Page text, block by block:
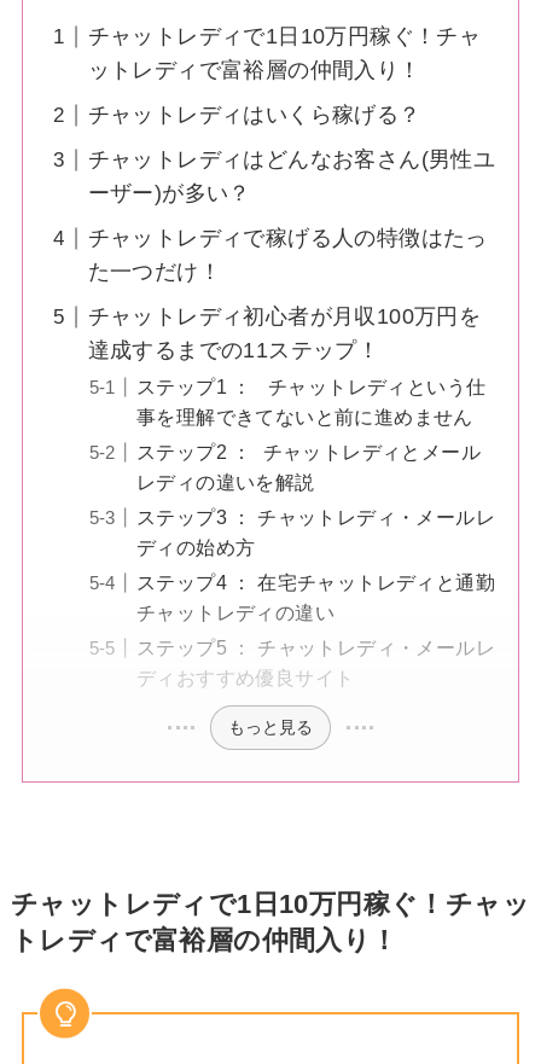
チャットレディで1日10万円稼ぐ！チャ
ットレディで富裕層の仲間入り！
チャットレディはいくら稼げる？
チャットレディはどんなお客さん(男性ユ
ーザー)が多い？
チャットレディで稼げる人の特徴はたっ
た一つだけ！
チャットレディ初心者が月収100万円を
達成するまでの11ステップ！
ステップ1 ： チャットレディという仕
事を理解できてないと前に進めません
ステップ2 ： チャットレディとメール
レディの違いを解説
ステップ3 ： チャットレディ・メールレ
ディの始め方
ステップ4 ： 在宅チャットレディと通勤
チャットレディの違い
ステップ5 ： チャットレディ・メールレ
ディおすすめ優良サイト
もっと見る
チャットレディで1日10万円稼ぐ！チャッ
トレディで富裕層の仲間入り！